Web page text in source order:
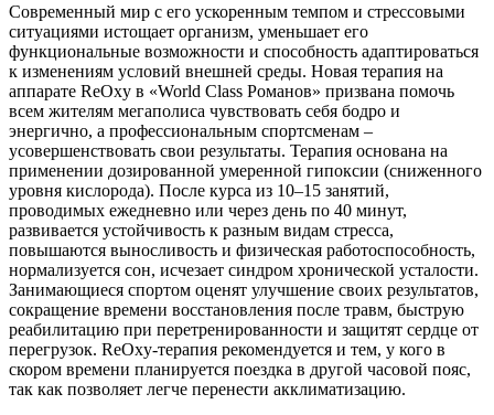
Современный мир с его ускоренным темпом и стрессовыми
ситуациями истощает организм, уменьшает его
функциональные возможности и способность адаптироваться
к изменениям условий внешней среды. Новая терапия на
аппарате ReOxy в «World Class Романов» призвана помочь
всем жителям мегаполиса чувствовать себя бодро и
энергично, а профессиональным спортсменам –
усовершенствовать свои результаты. Терапия основана на
применении дозированной умеренной гипоксии (сниженного
уровня кислорода). После курса из 10–15 занятий,
проводимых ежедневно или через день по 40 минут,
развивается устойчивость к разным видам стресса,
повышаются выносливость и физическая работоспособность,
нормализуется сон, исчезает синдром хронической усталости.
Занимающиеся спортом оценят улучшение своих результатов,
сокращение времени восстановления после травм, быструю
реабилитацию при перетренированности и защитят сердце от
перегрузок. ReOxy-терапия рекомендуется и тем, у кого в
скором времени планируется поездка в другой часовой пояс,
так как позволяет легче перенести акклиматизацию.